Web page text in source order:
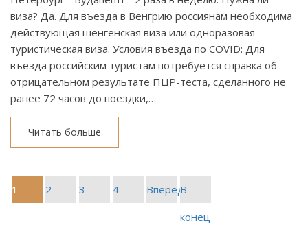
виза? Да. Для въезда в Венгрию россиянам необходима
действующая шенгенская виза или одноразовая
туристическая виза. Условия въезда по COVID: Для
въезда российским туристам потребуется справка об
отрицательном результате ПЦР-теста, сделанного не
ранее 72 часов до поездки,…
Читать больше
1 2 3 4 ВперёдВ
конец